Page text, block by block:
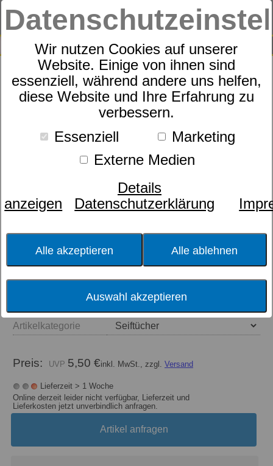
Wir nutzen Cookies auf unserer
Website. Einige von ihnen sind
essenziell, während andere uns helfen,
diese Website und Ihre Erfahrung zu
verbessern.
Essenziell
Marketing
Externe Medien
Details
anzeigen
Datenschutzerklärung
Alle akzeptieren Alle ablehnen
Auswahl akzeptieren
SUCHE
0
Noblesse²
Artikelkategorie
Preis: 5,50 €inkl. MwSt., zzgl. Versand
Lieferzeit > 1 Woche
Online derzeit leider nicht verfügbar, Lieferzeit und
Lieferkosten jetzt unverbindlich anfragen.
Artikel anfragen